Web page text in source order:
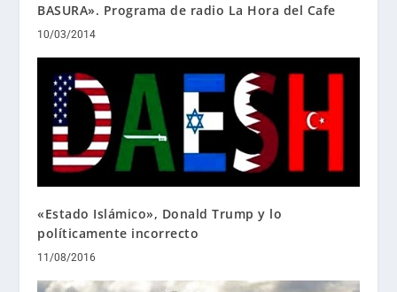
BASURA». Programa de radio La Hora del Cafe
10/03/2014
«Estado Islámico», Donald Trump y lo
políticamente incorrecto
11/08/2016